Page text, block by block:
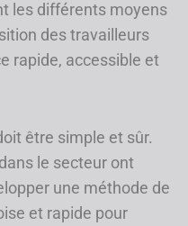
les différents moyens
des travailleurs
rapide, accessible et
être simple et sûr.
le secteur ont
une méthode de
et rapide pour